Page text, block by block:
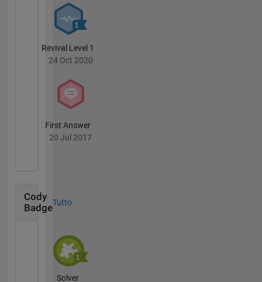
Revival Level 1
24 Oct 2020
First Answer
20 Jul 2017
Cody
Badge
Tutto
Solver